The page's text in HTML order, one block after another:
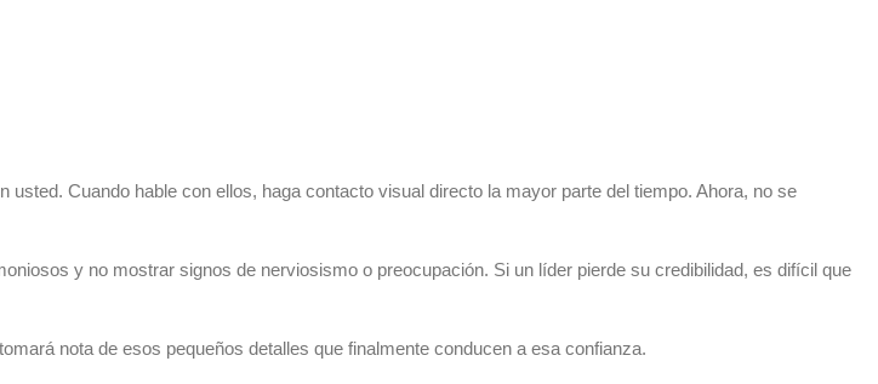
Cuando hable con ellos, haga contacto visual directo la mayor parte del tiempo. Ahora, no se
y no mostrar signos de nerviosismo o preocupación. Si un líder pierde su credibilidad, es difícil que
nota de esos pequeños detalles que finalmente conducen a esa confianza.